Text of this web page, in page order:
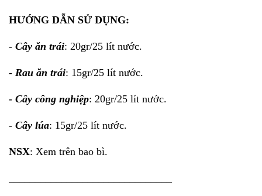
HƯỚNG DẪN SỬ DỤNG:
- Cây ăn trái: 20gr/25 lít nước.
- Rau ăn trái: 15gr/25 lít nước.
- Cây công nghiệp: 20gr/25 lít nước.
- Cây lúa: 15gr/25 lít nước.
NSX: Xem trên bao bì.